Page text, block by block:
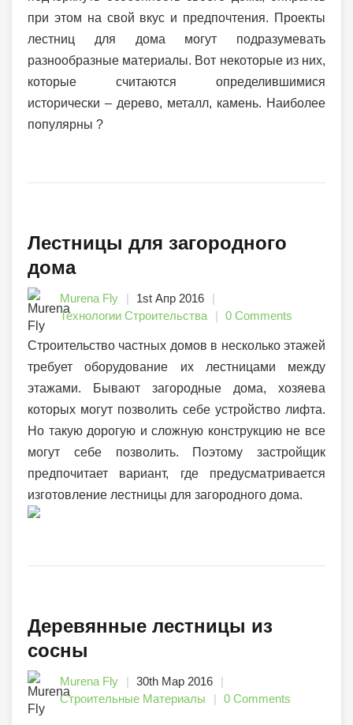
при этом на свой вкус и предпочтения. Проекты
лестниц для дома могут подразумевать
разнообразные материалы. Вот некоторые из них,
которые считаются определившимися
исторически – дерево, металл, камень. Наиболее
популярны ?
Лестницы для загородного
дома
Murena Fly
1st Апр 2016
Технологии Строительства
0 Comments
Строительство частных домов в несколько этажей
требует оборудование их лестницами между
этажами. Бывают загородные дома, хозяева
которых могут позволить себе устройство лифта.
Но такую дорогую и сложную конструкцию не все
могут себе позволить. Поэтому застройщик
предпочитает вариант, где предусматривается
изготовление лестницы для загородного дома.
Деревянные лестницы из
сосны
Murena Fly
30th Мар 2016
Строительные Материалы
0 Comments